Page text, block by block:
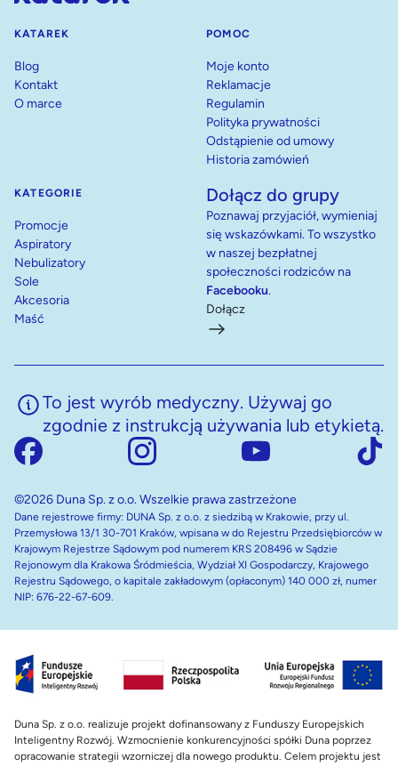
KATAREK
Blog
Kontakt
O marce
POMOC
Moje konto
Reklamacje
Regulamin
Polityka prywatności
Odstąpienie od umowy
Historia zamówień
KATEGORIE
Promocje
Aspiratory
Nebulizatory
Sole
Akcesoria
Maść
Dołącz do grupy
Poznawaj przyjaciół, wymieniaj
się wskazówkami. To wszystko
w naszej bezpłatnej
społeczności rodziców na
Facebooku.
Dołącz
To jest wyrób medyczny. Używaj go
zgodnie z instrukcją używania lub etykietą.
©2026 Duna Sp. z o.o. Wszelkie prawa zastrzeżone
Dane rejestrowe firmy: DUNA Sp. z o.o. z siedzibą w Krakowie, przy ul.
Przemysłowa 13/1 30-701 Kraków, wpisana w do Rejestru Przedsiębiorców w
Krajowym Rejestrze Sądowym pod numerem KRS 208496 w Sądzie
Rejonowym dla Krakowa Śródmieścia, Wydział XI Gospodarczy, Krajowego
Rejestru Sądowego, o kapitale zakładowym (opłaconym) 140 000 zł, numer
NIP: 676-22-67-609.
Duna Sp. z o.o. realizuje projekt dofinansowany z Funduszy Europejskich
Inteligentny Rozwój. Wzmocnienie konkurencyjności spółki Duna poprzez
opracowanie strategii wzorniczej dla nowego produktu. Celem projektu jest